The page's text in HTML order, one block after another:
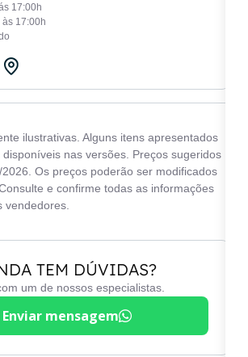
17:00h
17:00h
ilustrativas. Alguns itens apresentados
nas versões. Preços sugeridos
Os preços poderão ser modificados
e confirme todas as informações
vendedores.
TEM DÚVIDAS?
um de nossos especialistas.
Enviar mensagem